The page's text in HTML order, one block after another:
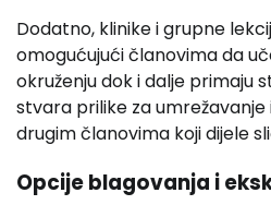
Dodatno, klinike i grupne
omogućujući članovima da
okruženju dok i dalje primaju
stvara prilike za umrežavanje
drugim članovima koji dijele
Opcije blagovanja i